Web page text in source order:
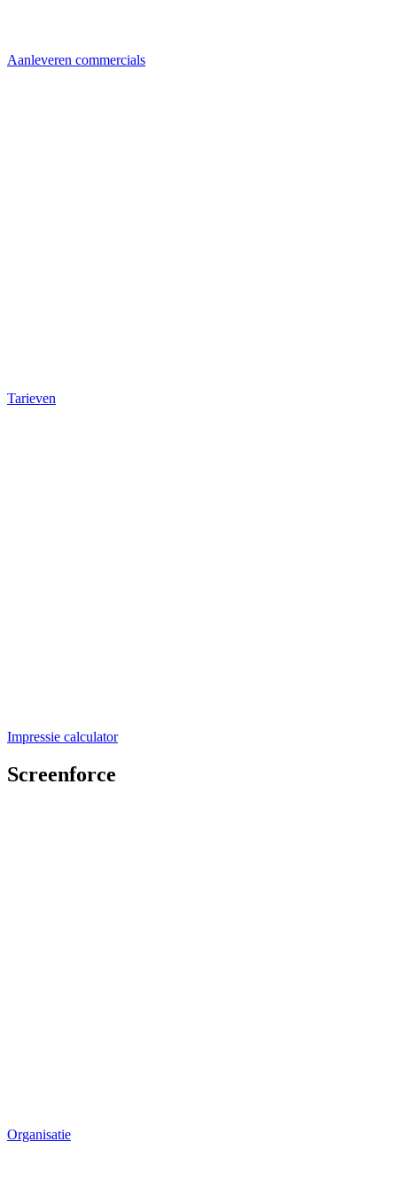
Aanleveren commercials
Tarieven
Impressie calculator
Screenforce
Organisatie